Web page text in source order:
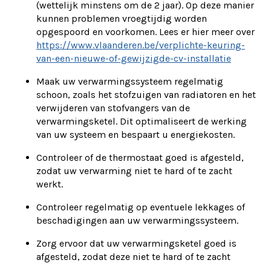
(wettelijk minstens om de 2 jaar). Op deze manier
kunnen problemen vroegtijdig worden
opgespoord en voorkomen. Lees er hier meer over
https://www.vlaanderen.be/verplichte-keuring-
van-een-nieuwe-of-gewijzigde-cv-installatie
Maak uw verwarmingssysteem regelmatig
schoon, zoals het stofzuigen van radiatoren en het
verwijderen van stofvangers van de
verwarmingsketel. Dit optimaliseert de werking
van uw systeem en bespaart u energiekosten.
Controleer of de thermostaat goed is afgesteld,
zodat uw verwarming niet te hard of te zacht
werkt.
Controleer regelmatig op eventuele lekkages of
beschadigingen aan uw verwarmingssysteem.
Zorg ervoor dat uw verwarmingsketel goed is
afgesteld, zodat deze niet te hard of te zacht